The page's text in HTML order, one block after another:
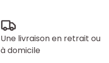
Une livraison en retrait ou
à domicile